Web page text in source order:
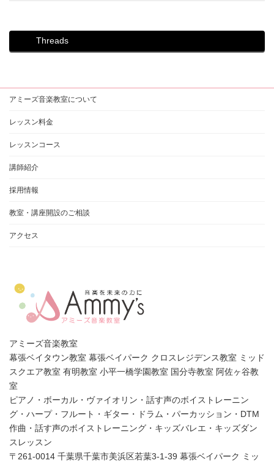
Threads
アミーズ音楽教室について
レッスン料金
レッスンコース
講師紹介
採用情報
教室・講座開設のご相談
アクセス
アミーズ音楽教室
幕張ベイタウン教室 幕張ベイパーク クロスレジデンス教室 ミッド
スクエア教室 有明教室 小平一橋学園教室 国分寺教室 阿佐ヶ谷教
室
ピアノ・ボーカル・ヴァイオリン・話す声のボイストレーニン
グ・ハープ・フルート・ギター・ドラム・パーカッション・DTM
作曲・話す声のボイストレーニング・キッズバレエ・キッズダン
スレッスン
〒261-0014 千葉県千葉市美浜区若葉3-1-39 幕張ベイパーク ミッ